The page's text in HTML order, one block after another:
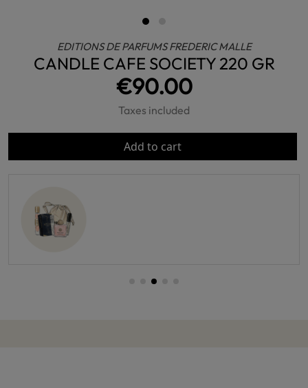
EDITIONS DE PARFUMS FREDERIC MALLE
CANDLE CAFE SOCIETY 220 GR
€90.00
Taxes included
Add to cart